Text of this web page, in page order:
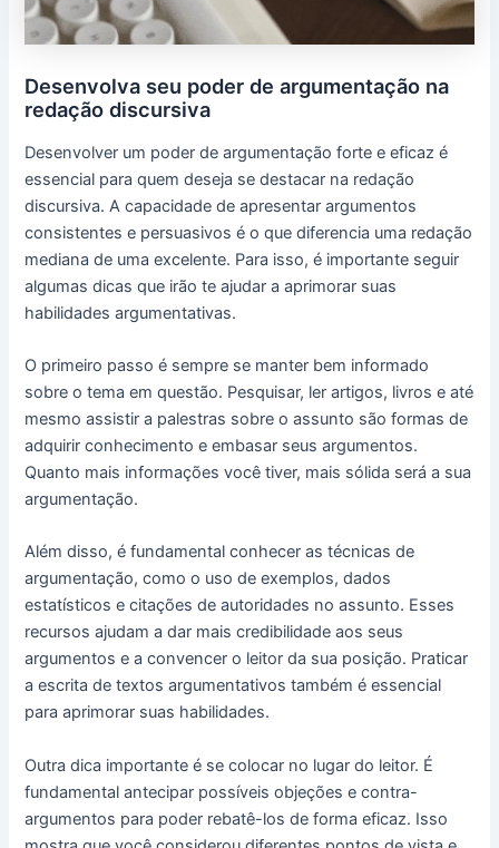
Desenvolva seu poder de argumentação na
redação discursiva
Desenvolver um poder de argumentação forte e eficaz é
essencial para quem deseja se destacar na redação
discursiva. A capacidade de apresentar argumentos
consistentes e persuasivos é o que diferencia uma redação
mediana de uma excelente. Para isso, é importante seguir
algumas dicas que irão te ajudar a aprimorar suas
habilidades argumentativas.
O primeiro passo é sempre se manter bem informado
sobre o tema em questão. Pesquisar, ler artigos, livros e até
mesmo assistir a palestras sobre o assunto são formas de
adquirir conhecimento e embasar seus argumentos.
Quanto mais informações você tiver, mais sólida será a sua
argumentação.
Além disso, é fundamental conhecer as técnicas de
argumentação, como o uso de exemplos, dados
estatísticos e citações de autoridades no assunto. Esses
recursos ajudam a dar mais credibilidade aos seus
argumentos e a convencer o leitor da sua posição. Praticar
a escrita de textos argumentativos também é essencial
para aprimorar suas habilidades.
Outra dica importante é se colocar no lugar do leitor. É
fundamental antecipar possíveis objeções e contra-
argumentos para poder rebatê-los de forma eficaz. Isso